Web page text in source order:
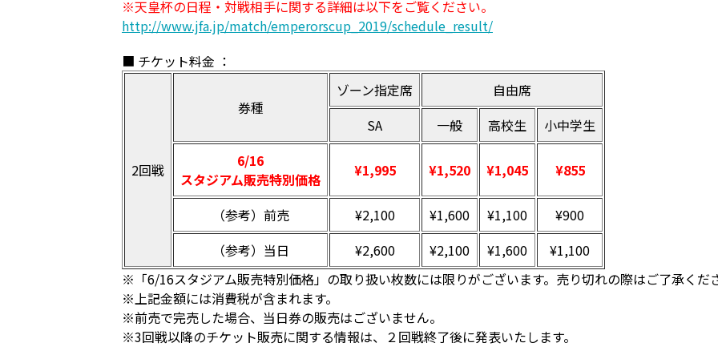
※天皇杯の日程・対戦相手に関する詳細は以下をご覧ください。
http://www.jfa.jp/match/emperorscup_2019/schedule_result/
■ チケット料金 ：
2回戦
券種
ゾーン指定席
自由席
SA
一般 高校生
小中学生
6/16
スタジアム販売特別価格
¥1,995 ¥1,520 ¥1,045 ¥855
（参考）前売 ¥2,100 ¥1,600 ¥1,100
¥900
（参考）当日
¥2,600 ¥2,100 ¥1,600
¥1,100
※「6/16スタジアム販売特別価格」の取り扱い枚数には限りがございます。売り切れの際はご了承くだ
※上記金額には消費税が含まれます。
※前売で完売した場合、当日券の販売はございません。
※3回戦以降のチケット販売に関する情報は、２回戦終了後に発表いたします。